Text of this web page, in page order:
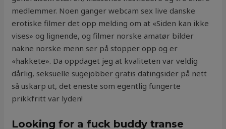
medlemmer. Noen ganger webcam sex live danske
erotiske filmer det opp melding om at «Siden kan ikke
vises» og lignende, og filmer norske amatør bilder
nakne norske menn ser på stopper opp og er
«hakkete». Da oppdaget jeg at kvaliteten var veldig
dårlig, seksuelle sugejobber gratis datingsider på nett
så uskarp ut, det eneste som egentlig fungerte
prikkfritt var lyden!
Looking for a fuck buddy transe